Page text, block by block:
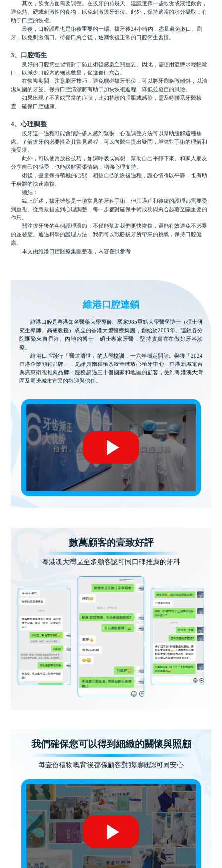
其次，飲食方面需要調整。在拔牙的前幾天，建議選擇一些軟食或液體飲食，
避免熱、硬或刺激性的食物，以免刺激拔牙部位。此外，保持適當的水分攝取，有
助于口腔的恢複。
最後，口腔護理也是術後重要的一環。拔牙後24小時內，盡量避免漱口、刷
牙，以免刺激傷口。待傷口愈合後，逐漸恢複正常的口腔衛生習慣。
3、口腔衛生
良好的口腔衛生習慣對于防止術後感染至關重要。因此，需使用溫鹽水輕輕漱
口，以減少口腔內的細菌數量，促進傷口愈合。
在恢複期間，注意刷牙技巧，避免觸碰拔牙部位，可以將牙刷略微傾斜，以清
潔周圍的牙齒。保持口腔清潔將有助于加快恢複進程，降低並發症的風險。
如果出現了不適或異常的症狀，比如持續的腫脹或感染，需及時聯系牙醫檢
查，確保口腔健康。
4、心理調整
拔牙這一過程可能會讓許多人感到緊張，心理調整方法可以幫助緩解這種焦
慮。了解拔牙的必要性及其常見過程，可以向醫生提出疑問，增強對手術的理解和
接受度。
此外，可以使用放松技巧，如深呼吸或冥想，幫助自己平靜下來。和家人朋友
分享自己的感受，也能緩解緊張情緒，增強心理支持。
術後，盡量保持積極的心態，相信自己的恢複過程，讓心情得以平靜，也有助
于身體的快速康複。
總結：
綜上所述，拔牙雖然是一項常見的牙科手術，但其過程和後續的護理都需要受
到重視。從急救措施到心理調整，每一步都對確保手術成功與愈合起著至關重要的
作用。
關注拔牙後的各個護理環節，不僅能幫助我們更快恢複，還能有效避免不必要
的並發症。通過科學的護理方法，我們可以戰勝拔牙所帶來的挑戰，保持口腔健
康。
本文由維港口腔醫療集團整理，內容僅供參考
維港口腔連鎖
維港口腔是粵港知名醫藥大學導師、國家985重點大學醫學博士（碩士研
究生導師、高級教授）成立的香港大型醫療集團，創始於2008年。連鎖各分
院匯聚來自香港、內地的博士、碩士專家牙醫，堅持實實在在做好牙科診
療。
維港口腔踐行「醫道濟世」的大學校訓，十六年穩定開診。榮獲「2024
香港企業領袖品牌」，是諾貝爾種植系統全球放心植牙中心，香港新城電台
與廣東衛視推薦品牌，服務超過三十個國家和地區的顧客，受到粵港澳大灣
區及周邊城市市民的歡迎與信任。
數萬顧客的壹致好評
粵港澳大灣區至多顧客認可同口碑推薦的牙科
我們確保您可以得到細緻的關懷與照顧
每壹份禮物嘅背後都係顧客對我哋嘅認可同安心